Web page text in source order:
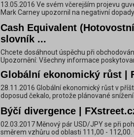
13.05.2016 Ve svém včerejším projevu
Mark Carney upozornil na negativní
Cash Equivalent
slovník ...
Chcete dosáhnout úspěchu při
Upozornění: Všechny informace
Globální ekonomický růst |
28.11.2016 Globální ekonomický růst v
doposud čekalo, protože plánované
Býčí divergence |
02.03.2017 Měnový pár USD/JPY se při
směrem vzhůru od oblasti 111,00 - 112,00.